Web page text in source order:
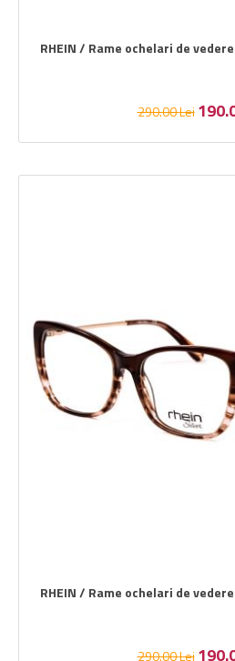
RHEIN / Rame ochelari de vedere
290.00Lei
RHEIN / Rame ochelari de vedere
290.00Lei